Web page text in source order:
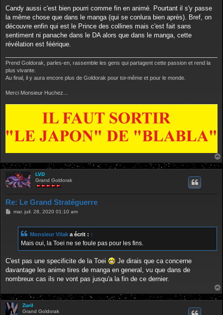
Candy aussi c'est bien pourri comme fin en animé. Pourtant il s'y passe
la même chose que dans le manga (qui se conlura bien après). Bref, on
découvre enfin qui est le Prince des collines mais c'est fait sans
sentiment ni panache dans le DA alors que dans le manga, cette
révélation est féérique.
Prend Goldorak, parles-en, rassemble les gens qui partagent cette passion et rend la
plus vivante.
Au final, il y aura encore plus de Goldorak pour toi-même et pour le monde.
Merci Monsieur Huchez...
LVD
Grand Goldorak
Re: Le Grand Stratéguerre
Mmar. juil. 28, 2020 01:10 am
Monsieur Vilak a écrit : ↑
Mais oui, la Toei ne se foule pas pour les fins.
C'est pas une specificite de la Toei
Je dirais que ca concerne
davantage les anime tires de manga en general, vu que dans de
nombreux cas ils ne vont pas jusqu'a la fin de ce dernier.
Zuril
Grand Goldorak